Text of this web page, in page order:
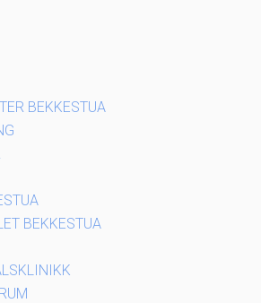
BEKKESTUA
BEKKESTUA